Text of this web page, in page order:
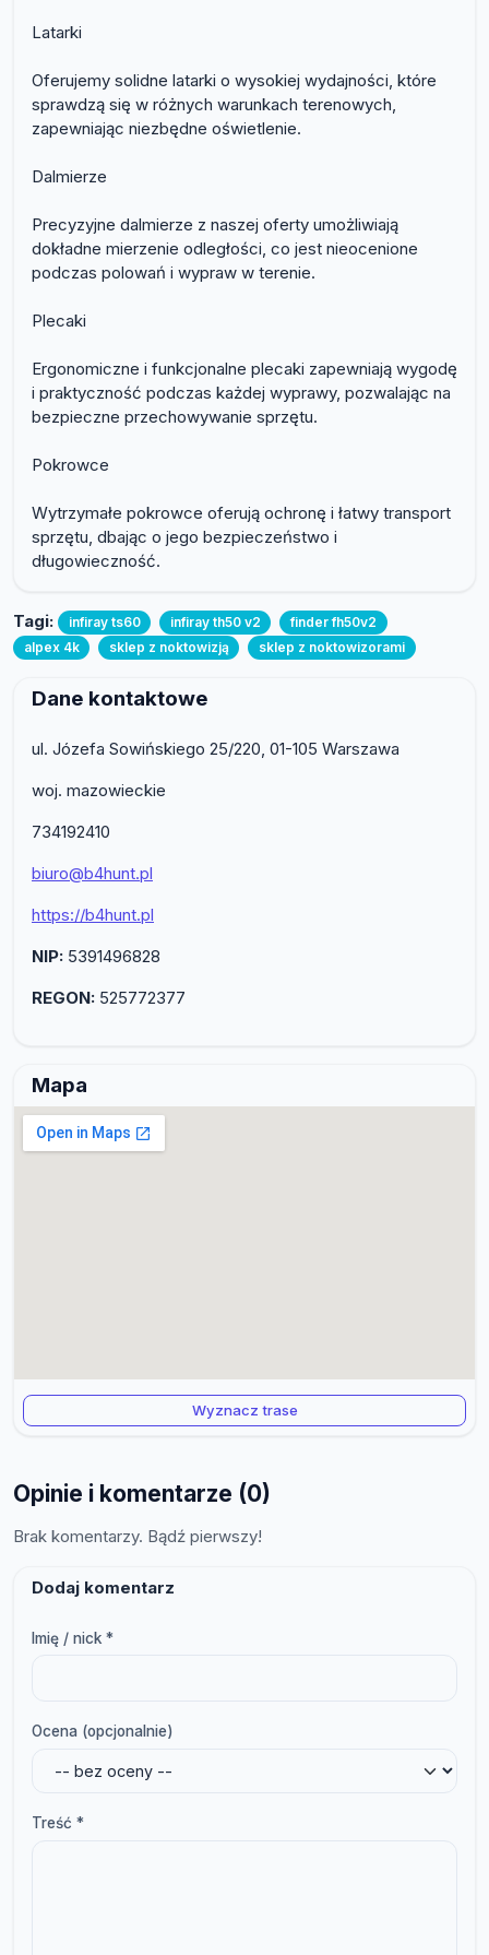
Latarki
Oferujemy solidne latarki o wysokiej wydajności, które
sprawdzą się w różnych warunkach terenowych,
zapewniając niezbędne oświetlenie.
Dalmierze
Precyzyjne dalmierze z naszej oferty umożliwiają
dokładne mierzenie odległości, co jest nieocenione
podczas polowań i wypraw w terenie.
Plecaki
Ergonomiczne i funkcjonalne plecaki zapewniają wygodę
i praktyczność podczas każdej wyprawy, pozwalając na
bezpieczne przechowywanie sprzętu.
Pokrowce
Wytrzymałe pokrowce oferują ochronę i łatwy transport
sprzętu, dbając o jego bezpieczeństwo i
długowieczność.
Tagi: infiray ts60 infiray th50 v2
finder fh50v2
alpex 4k
sklep z noktowizją sklep z noktowizorami
Dane kontaktowe
ul. Józefa Sowińskiego 25/220, 01-105 Warszawa
woj. mazowieckie
734192410
biuro@b4hunt.pl
https://b4hunt.pl
NIP: 5391496828
REGON: 525772377
Mapa
Wyznacz trase
Opinie i komentarze (0)
Brak komentarzy. Bądź pierwszy!
Dodaj komentarz
Imię / nick *
Ocena (opcjonalnie)
Treść *